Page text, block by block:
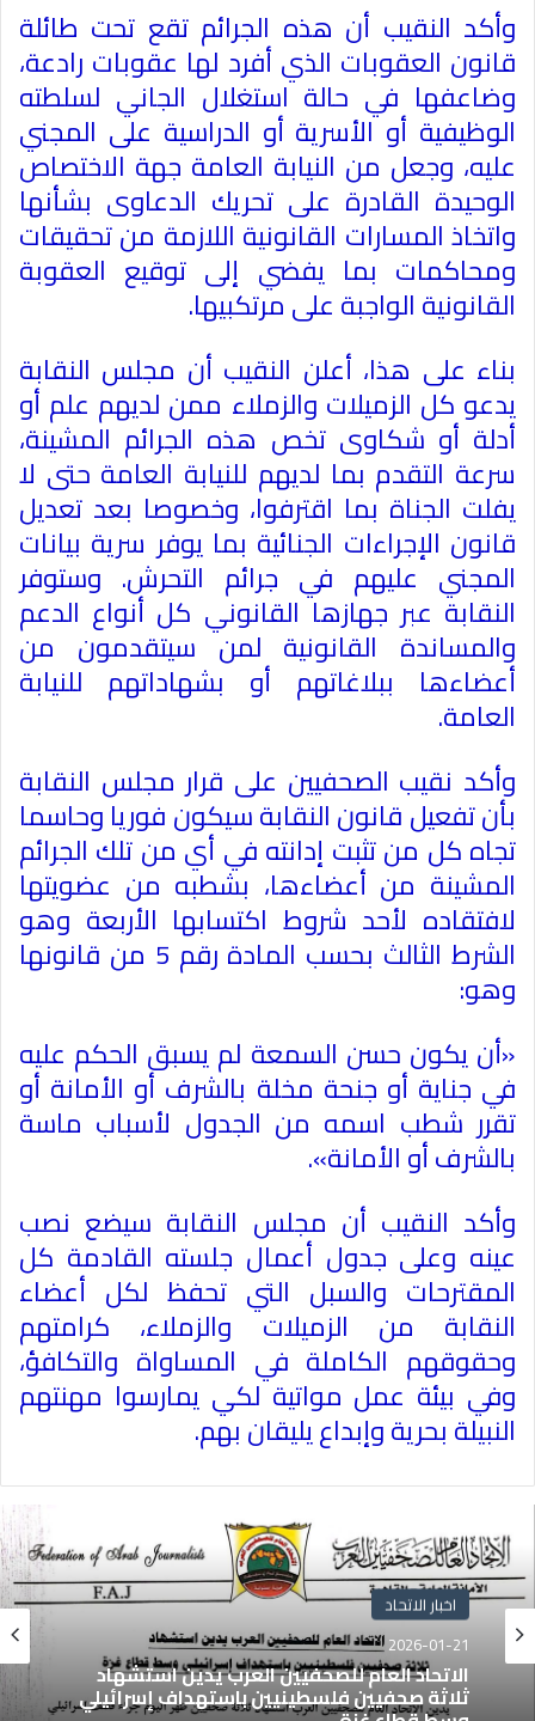
وأكد النقيب أن هذه الجرائم تقع تحت طائلة
قانون العقوبات الذي أفرد لها عقوبات رادعة،
وضاعفها في حالة استغلال الجاني لسلطته
الوظيفية أو الأسرية أو الدراسية على المجني
عليه، وجعل من النيابة العامة جهة الاختصاص
الوحيدة القادرة على تحريك الدعاوى بشأنها
واتخاذ المسارات القانونية اللازمة من تحقيقات
ومحاكمات بما يفضي إلى توقيع العقوبة
القانونية الواجبة على مرتكبيها.
بناء على هذا، أعلن النقيب أن مجلس النقابة
يدعو كل الزميلات والزملاء ممن لديهم علم أو
أدلة أو شكاوى تخص هذه الجرائم المشينة،
سرعة التقدم بما لديهم للنيابة العامة حتى لا
يفلت الجناة بما اقترفوا، وخصوصا بعد تعديل
قانون الإجراءات الجنائية بما يوفر سرية بيانات
المجني عليهم في جرائم التحرش. وستوفر
النقابة عبر جهازها القانوني كل أنواع الدعم
والمساندة القانونية لمن سيتقدمون من
أعضاءها ببلاغاتهم أو بشهاداتهم للنيابة
العامة.
وأكد نقيب الصحفيين على قرار مجلس النقابة
بأن تفعيل قانون النقابة سيكون فوريا وحاسما
تجاه كل من تثبت إدانته في أي من تلك الجرائم
المشينة من أعضاءها، بشطبه من عضويتها
لافتقاده لأحد شروط اكتسابها الأربعة وهو
الشرط الثالث بحسب المادة رقم 5 من قانونها
وهو:
«أن يكون حسن السمعة لم يسبق الحكم عليه
في جناية أو جنحة مخلة بالشرف أو الأمانة أو
تقرر شطب اسمه من الجدول لأسباب ماسة
بالشرف أو الأمانة».
وأكد النقيب أن مجلس النقابة سيضع نصب
عينه وعلى جدول أعمال جلسته القادمة كل
المقترحات والسبل التي تحفظ لكل أعضاء
النقابة من الزميلات والزملاء، كرامتهم
وحقوقهم الكاملة في المساواة والتكافؤ،
وفي بيئة عمل مواتية لكي يمارسوا مهنتهم
النبيلة بحرية وإبداع يليقان بهم.
اخبار الاتحاد
2026-01-21
الاتحاد العام للصحفيين العرب يدين استشهاد
ثلاثة صحفيين فلسطينيين باستهداف إسرائيلي